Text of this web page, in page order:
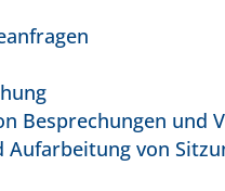
Besprechungen und
von